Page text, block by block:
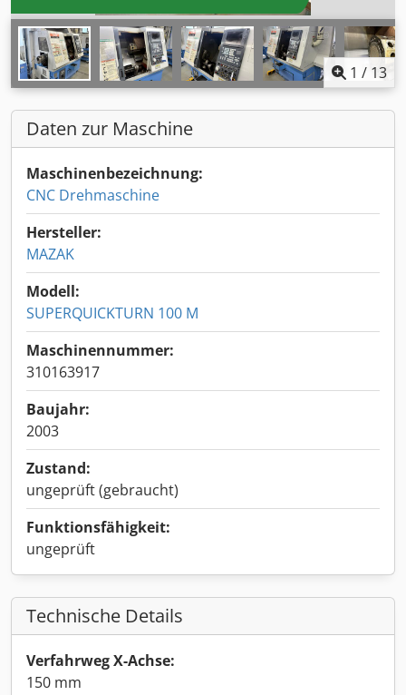
1 / 13
Daten zur Maschine
Maschinenbezeichnung:
CNC Drehmaschine
Hersteller:
MAZAK
Modell:
SUPERQUICKTURN 100 M
Maschinennummer:
310163917
Baujahr:
2003
Zustand:
ungeprüft (gebraucht)
Funktionsfähigkeit:
ungeprüft
Technische Details
Verfahrweg X-Achse:
150 mm